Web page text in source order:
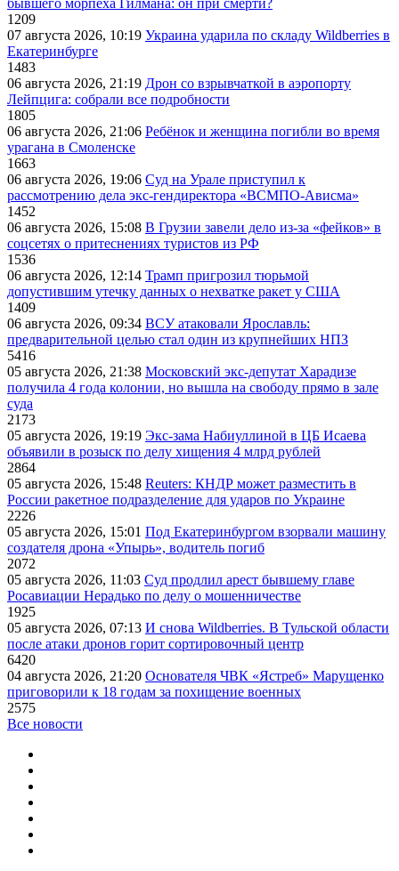
бывшего морпеха Гилмана: он при смерти?
1209
07 августа 2026, 10:19 Украина ударила по складу Wildberries в
Екатеринбурге
1483
06 августа 2026, 21:19 Дрон со взрывчаткой в аэропорту
Лейпцига: собрали все подробности
1805
06 августа 2026, 21:06 Ребёнок и женщина погибли во время
урагана в Смоленске
1663
06 августа 2026, 19:06 Суд на Урале приступил к
рассмотрению дела экс-гендиректора «ВСМПО-Ависма»
1452
06 августа 2026, 15:08 В Грузии завели дело из-за «фейков» в
соцсетях о притеснениях туристов из РФ
1536
06 августа 2026, 12:14 Трамп пригрозил тюрьмой
допустившим утечку данных о нехватке ракет у США
1409
06 августа 2026, 09:34 ВСУ атаковали Ярославль:
предварительной целью стал один из крупнейших НПЗ
5416
05 августа 2026, 21:38 Московский экс-депутат Харадизе
получила 4 года колонии, но вышла на свободу прямо в зале
суда
2173
05 августа 2026, 19:19 Экс-зама Набиуллиной в ЦБ Исаева
объявили в розыск по делу хищения 4 млрд рублей
2864
05 августа 2026, 15:48 Reuters: КНДР может разместить в
России ракетное подразделение для ударов по Украине
2226
05 августа 2026, 15:01 Под Екатеринбургом взорвали машину
создателя дрона «Упырь», водитель погиб
2072
05 августа 2026, 11:03 Суд продлил арест бывшему главе
Росавиации Нерадько по делу о мошенничестве
1925
05 августа 2026, 07:13 И снова Wildberries. В Тульской области
после атаки дронов горит сортировочный центр
6420
04 августа 2026, 21:20 Основателя ЧВК «Ястреб» Марущенко
приговорили к 18 годам за похищение военных
2575
Все новости